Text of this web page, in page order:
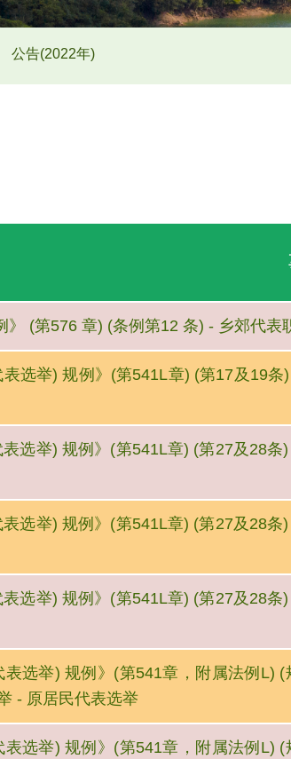
公告(2022年)
》 (第576 章) (条例第12 条) - 乡郊代
表选举) 规例》(第541L章) (第17及19
表选举) 规例》(第541L章) (第27及28
表选举) 规例》(第541L章) (第27及28
表选举) 规例》(第541L章) (第27及28
表选举) 规例》(第541章，附属法例
- 原居民代表选举
表选举) 规例》(第541章，附属法例